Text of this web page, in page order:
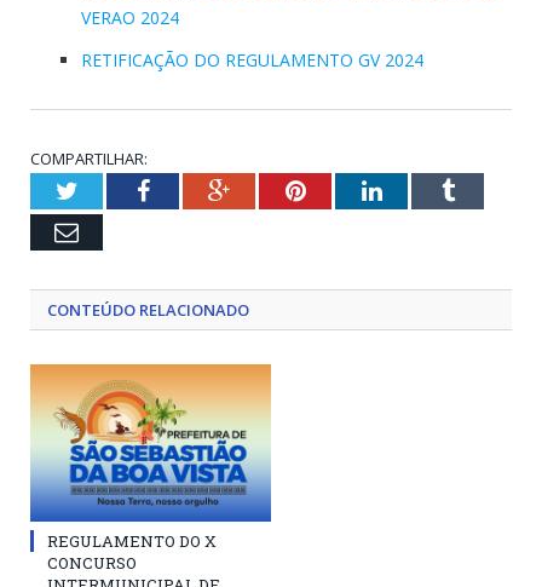
VERAO 2024
RETIFICAÇÃO DO REGULAMENTO GV 2024
COMPARTILHAR:
TwitterFacebookGoogle+PinterestLinkedInTumblr
Email
CONTEÚDO RELACIONADO
REGULAMENTO DO X
CONCURSO